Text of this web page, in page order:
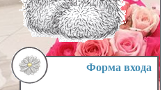
Форма входа